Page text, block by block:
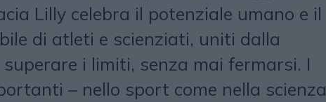
Lilly celebra il potenziale umano e il
di atleti e scienziati, uniti dalla
i limiti, senza mai fermarsi. I
– nello sport come nella scienza